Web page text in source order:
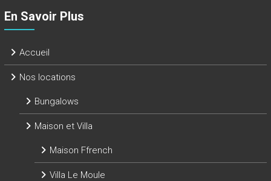
En Savoir Plus
Accueil
Nos locations
Bungalows
Maison et Villa
Maison Ffrench
Villa Le Moule